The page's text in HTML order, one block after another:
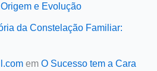
e Evolução
da Constelação Familiar:
em O Sucesso tem a Cara